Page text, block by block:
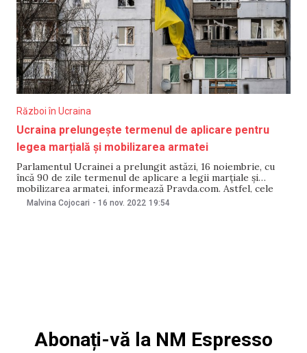
Război în Ucraina
Ucraina prelungește termenul de aplicare pentru
legea marțială și mobilizarea armatei
Parlamentul Ucrainei a prelungit astăzi, 16 noiembrie, cu
încă 90 de zile termenul de aplicare a legii marţiale şi
mobilizarea armatei, informează Pravda.com. Astfel, cele
două prevederi sunt valabile acum până pe 19 februarie
2023. Potrivit sursei citate, Rada Supremă a Ucrainei a
Malvina Cojocari - 16 nov. 2022 19:54
Abonați-vă la NM Espresso